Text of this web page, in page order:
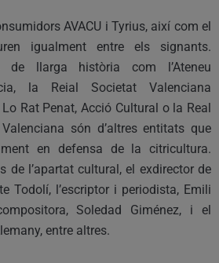
AVACU i Tyrius, així com el
igualment entre els signants.
de llarga història com l’Ateneu
la Reial Societat Valenciana
Lo Rat Penat, Acció Cultural o la Real
són d’altres entitats que
en defensa de la citricultura.
de l’apartat cultural, el exdirector de
Todolí, l’escriptor i periodista, Emili
Soledad Giménez, i el
entre altres.